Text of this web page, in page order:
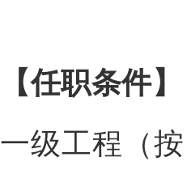
【任职条件】
一级工程（